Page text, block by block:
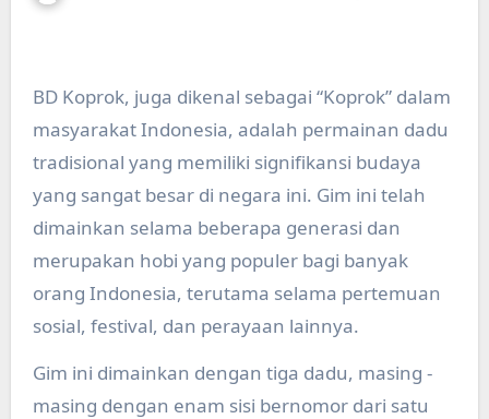
BD Koprok, juga dikenal sebagai “Koprok” dalam
masyarakat Indonesia, adalah permainan dadu
tradisional yang memiliki signifikansi budaya
yang sangat besar di negara ini. Gim ini telah
dimainkan selama beberapa generasi dan
merupakan hobi yang populer bagi banyak
orang Indonesia, terutama selama pertemuan
sosial, festival, dan perayaan lainnya.
Gim ini dimainkan dengan tiga dadu, masing -
masing dengan enam sisi bernomor dari satu